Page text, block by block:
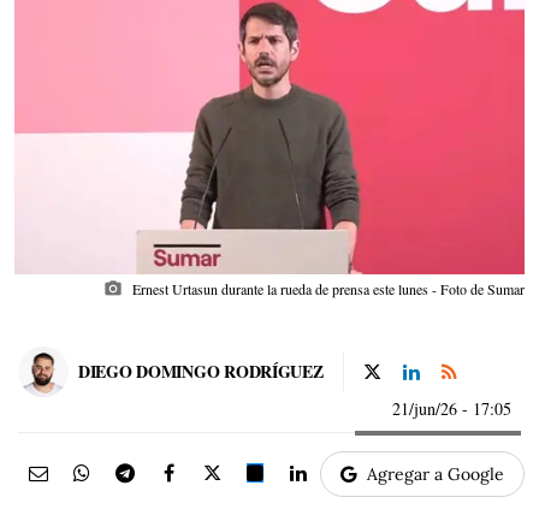
photo_camera Ernest Urtasun durante la rueda de prensa este lunes - Foto de Sumar
DIEGO DOMINGO RODRÍGUEZ
21/jun/26 - 17:05
Agregar a Google